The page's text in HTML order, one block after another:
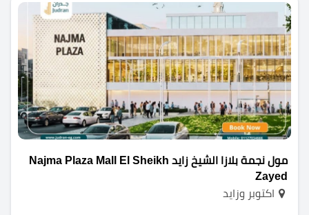
مول نجمة بلازا الشيخ زايد Najma Plaza Mall El Sheikh
Zayed
اكتوبر وزايد